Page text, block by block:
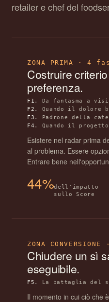
retailer e chef del
ZONA PRIMA · 4
Costruire
preferenza.
F1.
Da fantasma a
F2.
Quando il dolore
F3.
Padrone della
F4.
Quando il progetto
Esistere nel radar prima
al problema. Essere
Entrare bene
44%dell'impatto
sullo Score
ZONA
Chiudere un sì
eseguibile.
F5. La battaglia del
Il momento in cui ciò che